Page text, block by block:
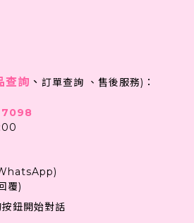
查詢 、 訂單查詢 、售後服務)：
覆)
按鈕開始對話